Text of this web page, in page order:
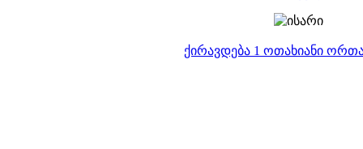
ქირავდება 1 ოთახიანი